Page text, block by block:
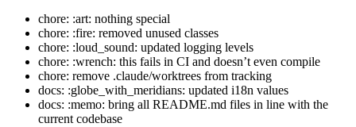
chore: :art: nothing special
chore: :fire: removed unused classes
chore: :loud_sound: updated logging levels
chore: :wrench: this fails in CI and doesn’t even compile
chore: remove .claude/worktrees from tracking
docs: :globe_with_meridians: updated i18n values
docs: :memo: bring all README.md files in line with the
current codebase